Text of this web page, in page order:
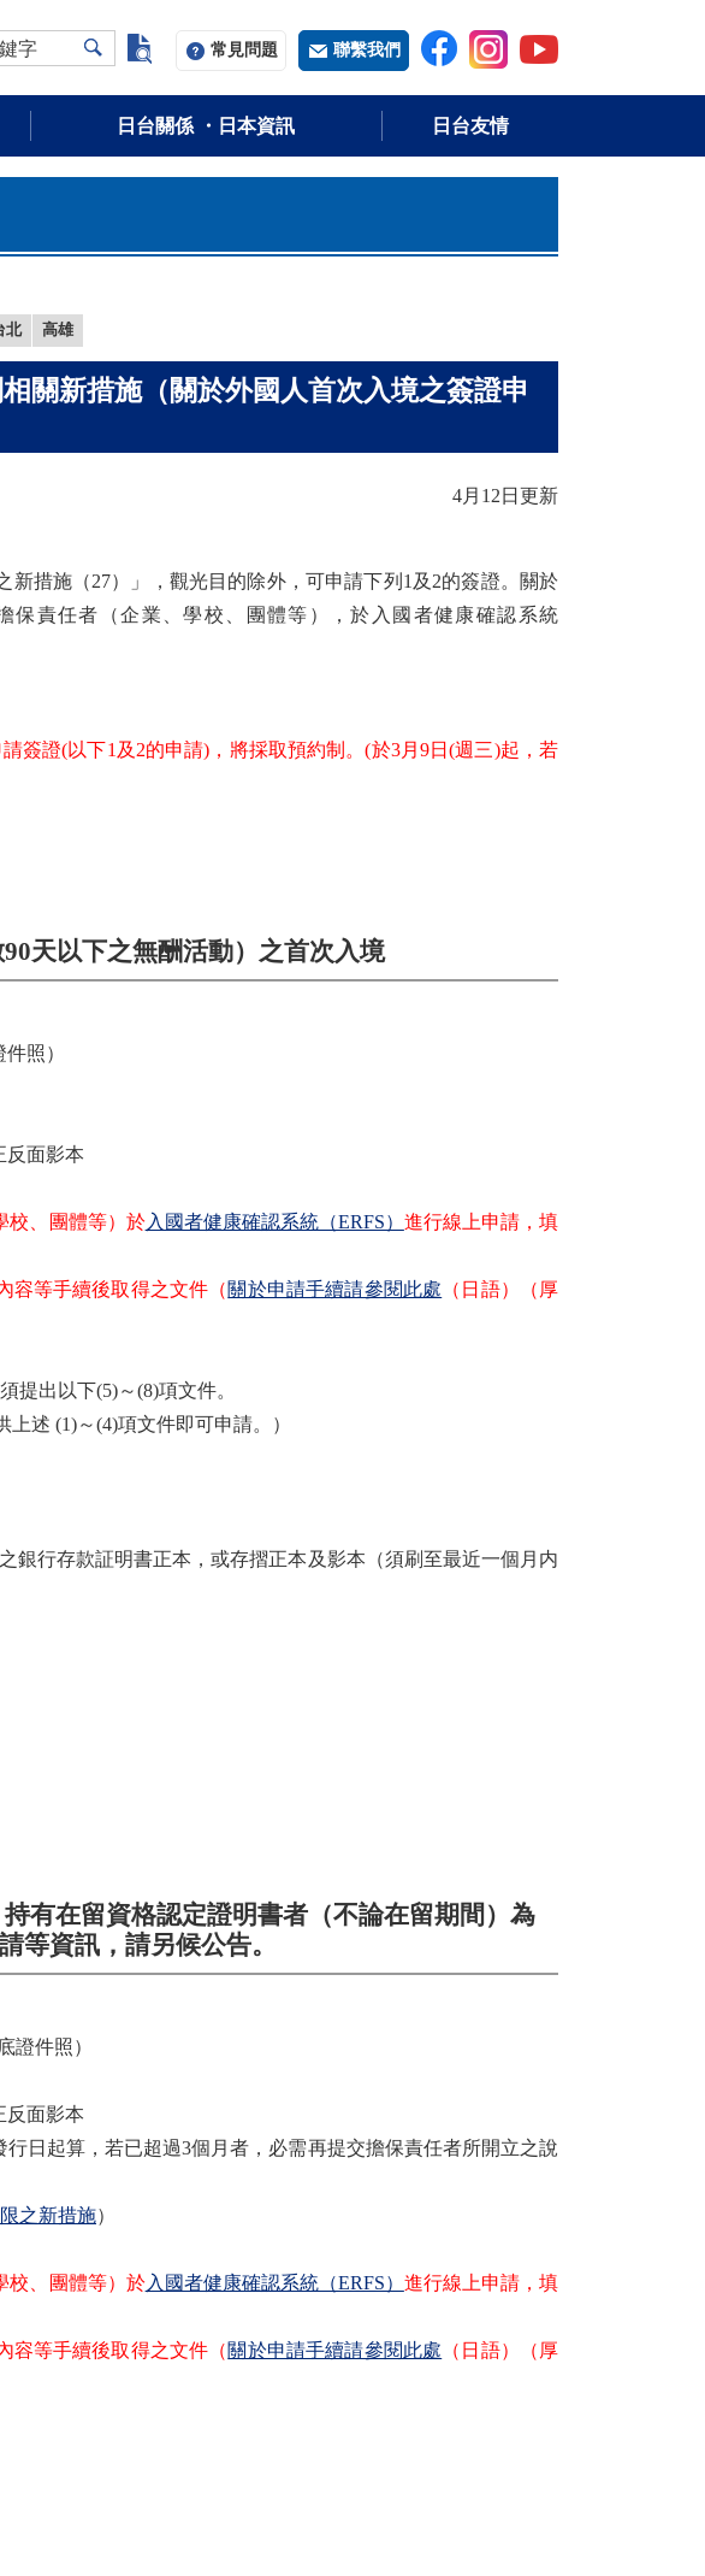
字 常用字词常見問題 聯繫我們
日台關係 ・日本資訊 日台友情
北 高雄
關新措施（關於外國人首次入境之簽證申
4月12日更新
措施（27）」，觀光目的除外，可申請下列1及2的簽證。關於
保責任者（企業、學校、團體等），於入國者健康確認系統
簽證(以下1及2的申請)，將採取預約制。(於3月9日(週三)起，若
天以下之無酬活動）之首次入境
照）
反面影本
、團體等）於入國者健康確認系統（ERFS） 進行線上申請，填
等手續後取得之文件（關於申請手續請參閱此處 （日語）（厚
出以下(5)～(8)項文件。
述 (1)～(4)項文件即可申請。）
銀行存款証明書正本，或存摺正本及影本（須刷至最近一個月内
有在留資格認定證明書者（不論在留期間）為
等資訊，請另候公告。
證件照）
反面影本
日起算，若已超過3個月者，必需再提交擔保責任者所開立之說
之新措施）
、團體等）於入國者健康確認系統（ERFS） 進行線上申請，填
等手續後取得之文件（關於申請手續請參閱此處 （日語）（厚